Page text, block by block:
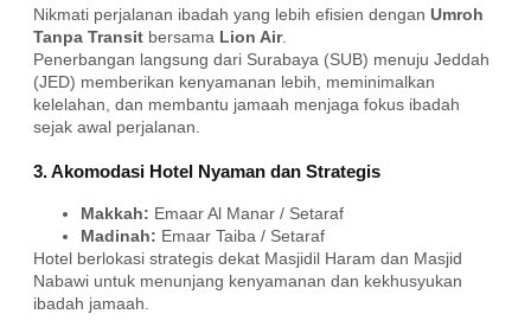
Nikmati perjalanan ibadah yang lebih efisien dengan Umroh
Tanpa Transit bersama Lion Air.
Penerbangan langsung dari Surabaya (SUB) menuju Jeddah
(JED) memberikan kenyamanan lebih, meminimalkan
kelelahan, dan membantu jamaah menjaga fokus ibadah
sejak awal perjalanan.
3. Akomodasi Hotel Nyaman dan Strategis
Makkah: Emaar Al Manar / Setaraf
Madinah: Emaar Taiba / Setaraf
Hotel berlokasi strategis dekat Masjidil Haram dan Masjid
Nabawi untuk menunjang kenyamanan dan kekhusyukan
ibadah jamaah.